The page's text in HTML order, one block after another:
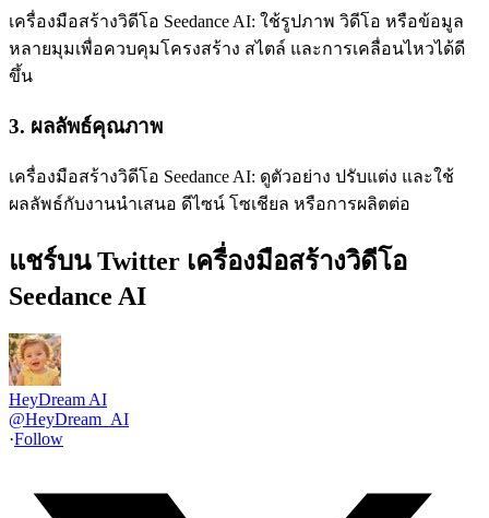
เครื่องมือสร้างวิดีโอ Seedance AI: ใช้รูปภาพ วิดีโอ หรือข้อมูล
หลายมุมเพื่อควบคุมโครงสร้าง สไตล์ และการเคลื่อนไหวได้ดี
ขึ้น
3. ผลลัพธ์คุณภาพ
เครื่องมือสร้างวิดีโอ Seedance AI: ดูตัวอย่าง ปรับแต่ง และใช้
ผลลัพธ์กับงานนำเสนอ ดีไซน์ โซเชียล หรือการผลิตต่อ
แชร์บน Twitter เครื่องมือสร้างวิดีโอ
Seedance AI
HeyDream AI
@HeyDream_AI
·Follow